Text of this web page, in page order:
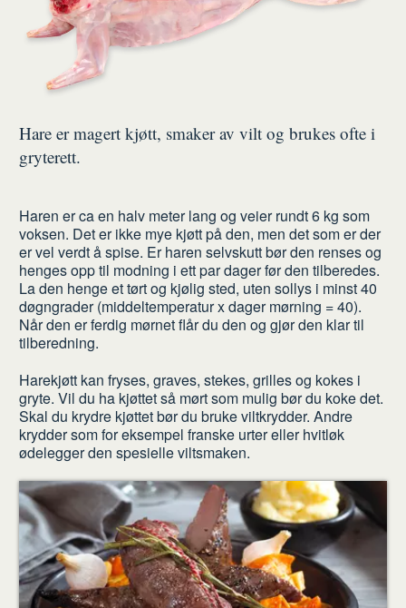
Hare er magert kjøtt, smaker av vilt og brukes ofte i
gryterett.
Haren er ca en halv meter lang og veier rundt 6 kg som
voksen. Det er ikke mye kjøtt på den, men det som er der
er vel verdt å spise. Er haren selvskutt bør den renses og
henges opp til modning i ett par dager før den tilberedes.
La den henge et tørt og kjølig sted, uten sollys i minst 40
døgngrader (middeltemperatur x dager mørning = 40).
Når den er ferdig mørnet flår du den og gjør den klar til
tilberedning.
Harekjøtt kan fryses, graves, stekes, grilles og kokes i
gryte. Vil du ha kjøttet så mørt som mulig bør du koke det.
Skal du krydre kjøttet bør du bruke viltkrydder. Andre
krydder som for eksempel franske urter eller hvitløk
ødelegger den spesielle viltsmaken.